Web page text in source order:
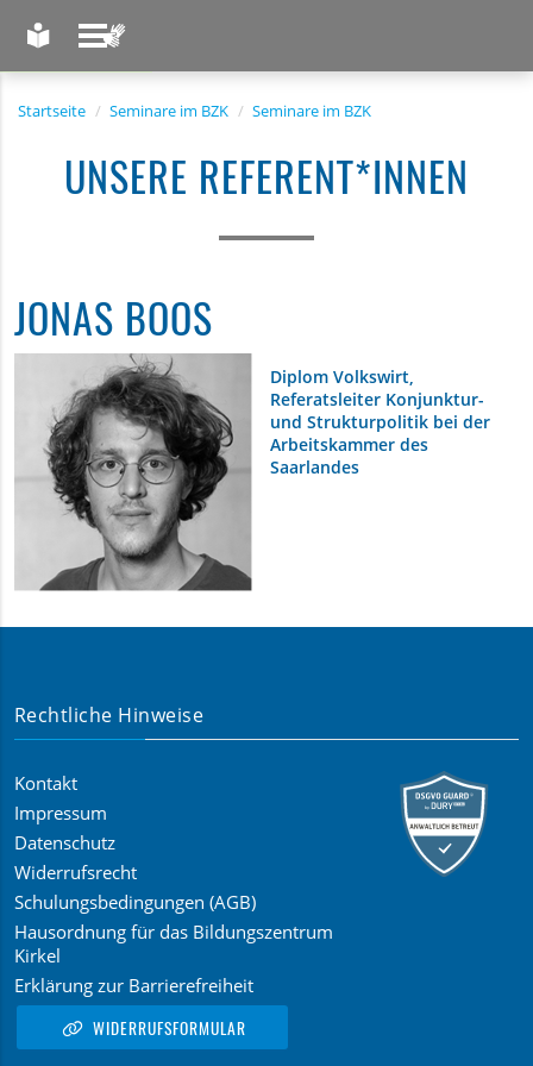
Startseite Seminare im BZK Seminare im BZK
UNSERE REFERENT*INNEN
JONAS BOOS
Diplom Volkswirt,
Referatsleiter Konjunktur-
und Strukturpolitik bei der
Arbeitskammer des
Saarlandes
Rechtliche Hinweise
Kontakt
Impressum
Datenschutz
Widerrufsrecht
Schulungsbedingungen (AGB)
Hausordnung für das Bildungszentrum
Kirkel
Erklärung zur Barrierefreiheit
WIDERRUFSFORMULAR